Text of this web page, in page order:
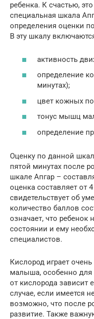
ребенка. К счастью,
специальная шкала
определения оценки
В эту шкалу
активность
определение
минутах);
цвет кожных
тонус мышц
определение
Оценку по данной
пятой минутах после
шкале Апгар –
оценка составляет от
свидетельствует об
количество баллов
означает, что ребенок
состоянии и ему
специалистов.
Кислород играет
малыша, особенно для
от кислорода зависит
случае, если имеется
возможно, что после
развитие. Также